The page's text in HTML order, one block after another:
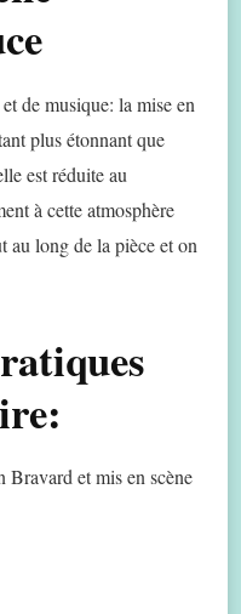
de musique: la mise en
plus étonnant que
est réduite au
à cette atmosphère
au long de la pièce et on
Bravard et mis en scène